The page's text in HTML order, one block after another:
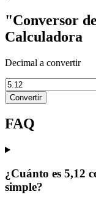
"Conversor
Calculadora
Decimal a convertir
Convertir
FAQ
¿Cuánto es 5,12
simple?